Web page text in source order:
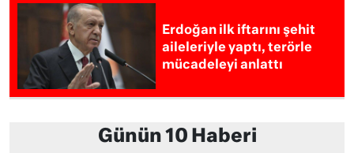
Erdoğan ilk iftarını şehit
aileleriyle yaptı, terörle
mücadeleyi anlattı
Günün 10 Haberi